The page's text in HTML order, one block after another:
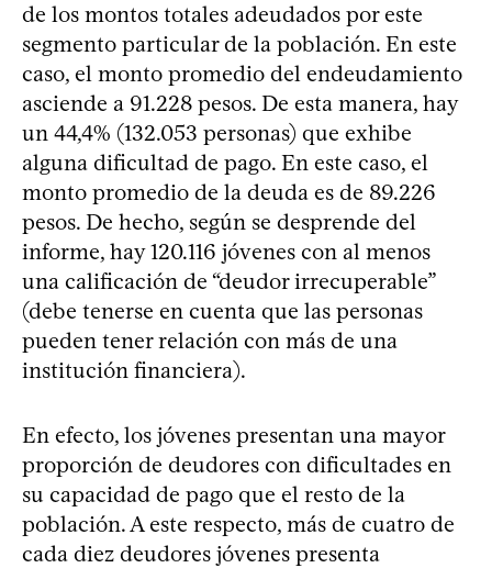
de los montos totales adeudados por este
segmento particular de la población. En este
caso, el monto promedio del endeudamiento
asciende a 91.228 pesos. De esta manera, hay
un 44,4% (132.053 personas) que exhibe
alguna dificultad de pago. En este caso, el
monto promedio de la deuda es de 89.226
pesos. De hecho, según se desprende del
informe, hay 120.116 jóvenes con al menos
una calificación de “deudor irrecuperable”
(debe tenerse en cuenta que las personas
pueden tener relación con más de una
institución financiera).
En efecto, los jóvenes presentan una mayor
proporción de deudores con dificultades en
su capacidad de pago que el resto de la
población. A este respecto, más de cuatro de
cada diez deudores jóvenes presenta